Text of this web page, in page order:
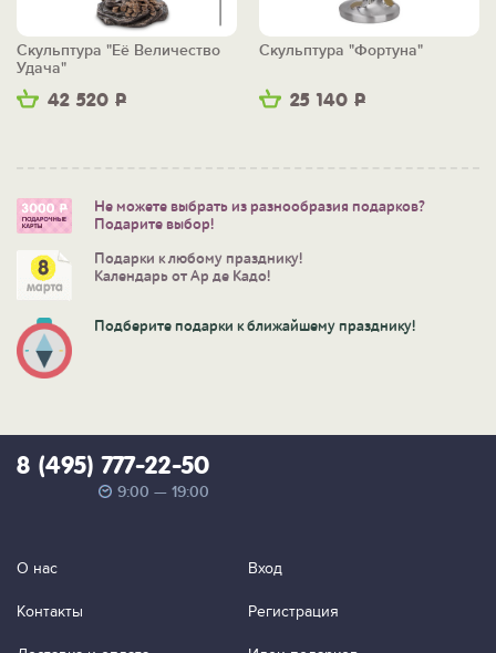
42 520 Р
Скульптура "Её Величество
Удача"
25 140 Р
Скульптура "Фортуна"
Не можете выбрать из разнообразия подарков?
Подарите выбор!
Подарки к любому празднику!
Календарь от Ар де Кадо!
Подберите подарки к ближайшему празднику!
8 (495) 777-22-50
9:00 — 19:00
О нас
Контакты
Вход
Регистрация